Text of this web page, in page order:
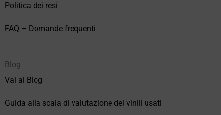
Politica dei resi
FAQ – Domande frequenti
Blog
Vai al Blog
Guida alla scala di valutazione dei vinili usati